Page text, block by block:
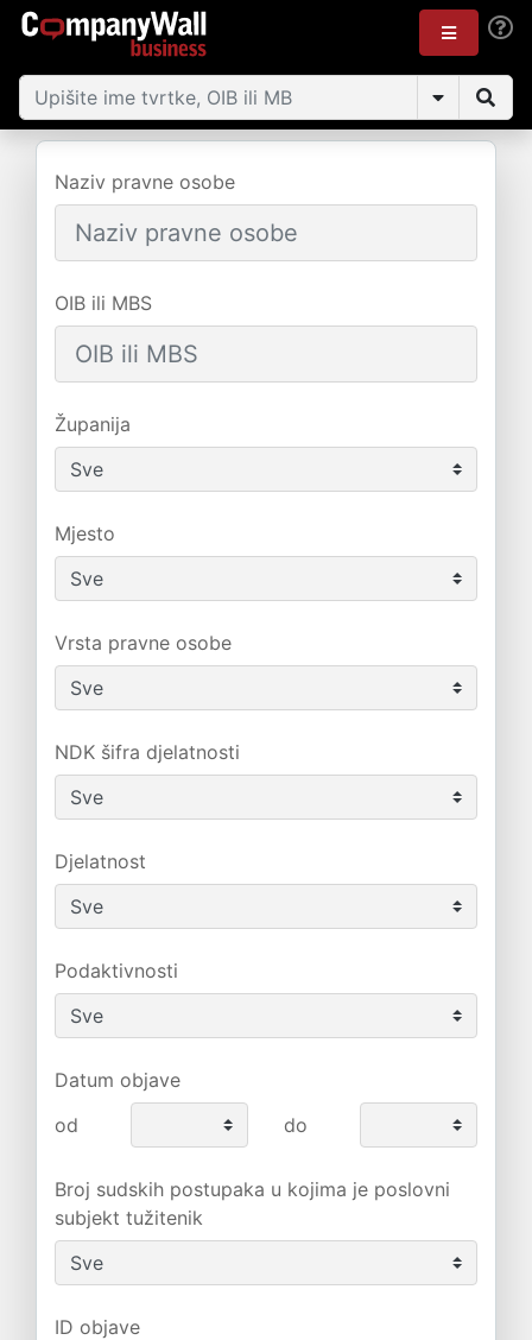
Naziv pravne osobe
OIB ili MBS
Županija
Mjesto
Vrsta pravne osobe
NDK šifra djelatnosti
Djelatnost
Podaktivnosti
Datum objave
od
do
Broj sudskih postupaka u kojima je poslovni
subjekt tužitenik
ID objave